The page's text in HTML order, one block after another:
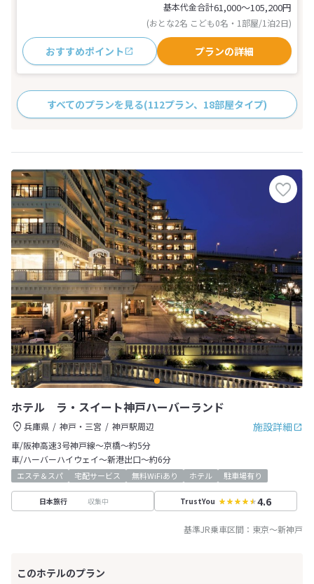
基本代金合計61,000〜105,200円
(おとな2名 こども0名・1部屋/1泊2日)
おすすめポイント プランの詳細
すべてのプランを見る(112プラン、18部屋タイプ)
ホテル ラ・スイート神戸ハーバーランド
施設詳細
兵庫県 神戸・三宮
神戸駅周辺
車/阪神高速3号神戸線～京橋～約5分
車/ハーバーハイウェイ～新港出口～約6分
エステ＆スパ 宅配サービス 無料WiFiあり ホテル 駐車場有り
日本旅行 収集中 TrustYou 4.6
基準JR乗車区間： 東京～新神戸